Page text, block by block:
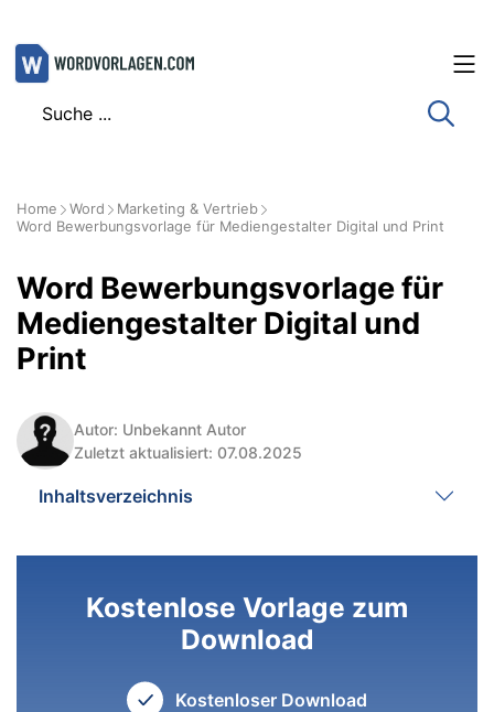
Zum
Inhalt
Home Word
Marketing & Vertrieb
Word Bewerbungsvorlage für Mediengestalter Digital und Print
Word Bewerbungsvorlage für
Mediengestalter Digital und
Print
Autor: Unbekannt Autor
Zuletzt aktualisiert: 07.08.2025
Inhaltsverzeichnis
Kostenlose Vorlage zum
Download
Kostenloser Download